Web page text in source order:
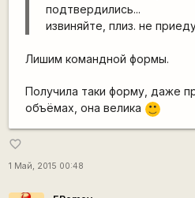
подтвердились...
извиняйте, плиз. не
Лишим командной формы.
Получила таки форму, даже
объёмах, она велика
:)
favorite_border
1 Май, 2015 00:48